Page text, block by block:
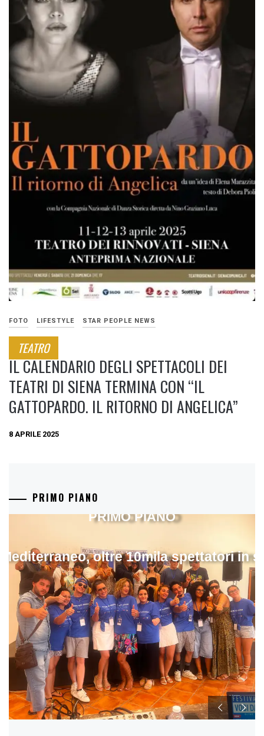
FOTO LIFESTYLE STAR PEOPLE NEWS
TEATRO
IL CALENDARIO DEGLI SPETTACOLI DEI
TEATRI DI SIENA TERMINA CON “IL
GATTOPARDO. IL RITORNO DI ANGELICA”
8 APRILE 2025
PRIMO PIANO
oltre 10mila spettatori in
PRIMO PIANO